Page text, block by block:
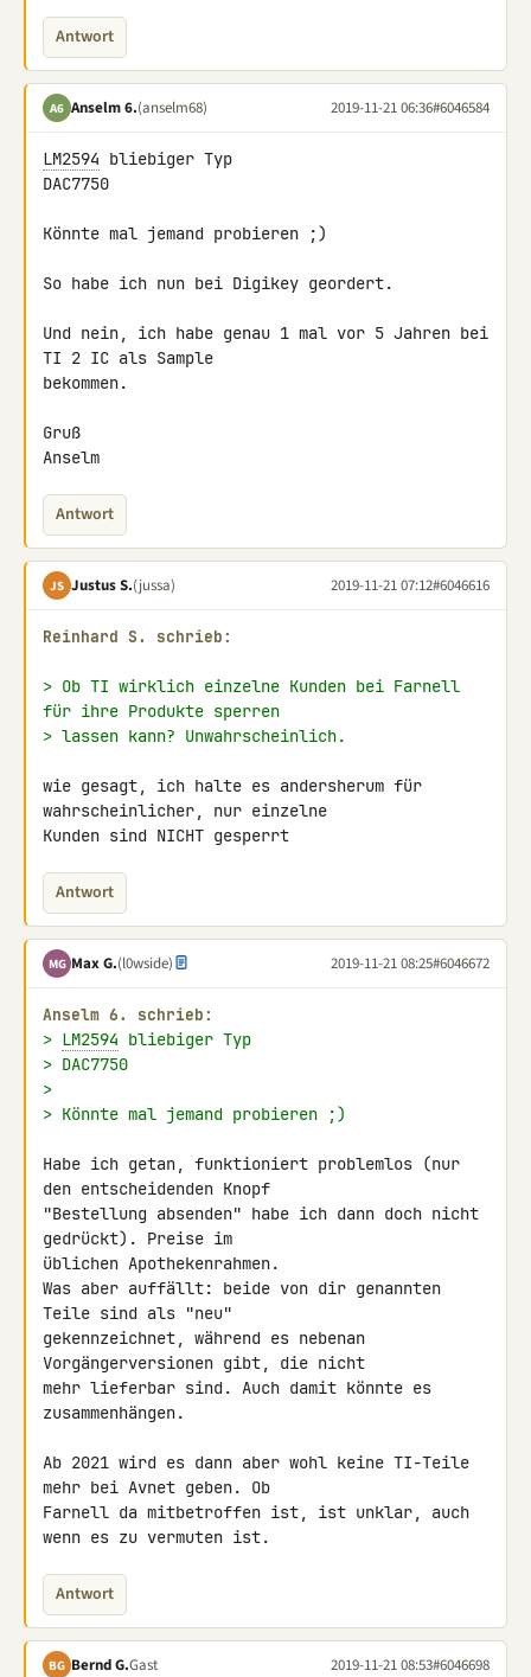
Antwort
A6 Anselm 6.(anselm68) 2019-11-21 06:36#6046584
LM2594 bliebiger Typ
DAC7750
Könnte mal jemand probieren ;)
So habe ich nun bei Digikey geordert.
Und nein, ich habe genau 1 mal vor 5 Jahren bei
TI 2 IC als Sample
bekommen.
Gruß
Anselm
Antwort
JS Justus S.(jussa) 2019-11-21 07:12#6046616
Reinhard S. schrieb:
> Ob TI wirklich einzelne Kunden bei Farnell
für ihre Produkte sperren
> lassen kann? Unwahrscheinlich.
wie gesagt, ich halte es andersherum für
wahrscheinlicher, nur einzelne
Kunden sind NICHT gesperrt
Antwort
MG Max G.(l0wside) 2019-11-21 08:25#6046672
Anselm 6. schrieb:
> LM2594 bliebiger Typ
> DAC7750
>
> Könnte mal jemand probieren ;)
Habe ich getan, funktioniert problemlos (nur
den entscheidenden Knopf
"Bestellung absenden" habe ich dann doch nicht
gedrückt). Preise im
üblichen Apothekenrahmen.
Was aber auffällt: beide von dir genannten
Teile sind als "neu"
gekennzeichnet, während es nebenan
Vorgängerversionen gibt, die nicht
mehr lieferbar sind. Auch damit könnte es
zusammenhängen.
Ab 2021 wird es dann aber wohl keine TI-Teile
mehr bei Avnet geben. Ob
Farnell da mitbetroffen ist, ist unklar, auch
wenn es zu vermuten ist.
Antwort
BG Bernd G.Gast 2019-11-21 08:53#6046698